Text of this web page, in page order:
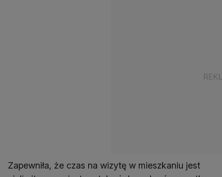
Zapewniła, że czas na wizytę w mieszkaniu jest